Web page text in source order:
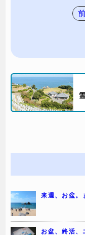
来週、お盆。
お盆、終活、